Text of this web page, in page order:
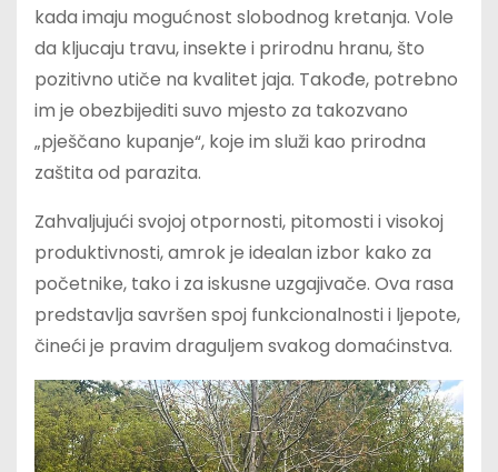
kada imaju mogućnost slobodnog kretanja. Vole
da kljucaju travu, insekte i prirodnu hranu, što
pozitivno utiče na kvalitet jaja. Takođe, potrebno
im je obezbijediti suvo mjesto za takozvano
„pješčano kupanje“, koje im služi kao prirodna
zaštita od parazita.
Zahvaljujući svojoj otpornosti, pitomosti i visokoj
produktivnosti, amrok je idealan izbor kako za
početnike, tako i za iskusne uzgajivače. Ova rasa
predstavlja savršen spoj funkcionalnosti i ljepote,
čineći je pravim draguljem svakog domaćinstva.